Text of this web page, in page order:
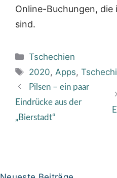
Online-Buchungen, die
sind.
Kategorien
Tschechien
Schlagwörter
2020, Apps,
Pilsen – ein paar
Eindrücke aus der
„Bierstadt“